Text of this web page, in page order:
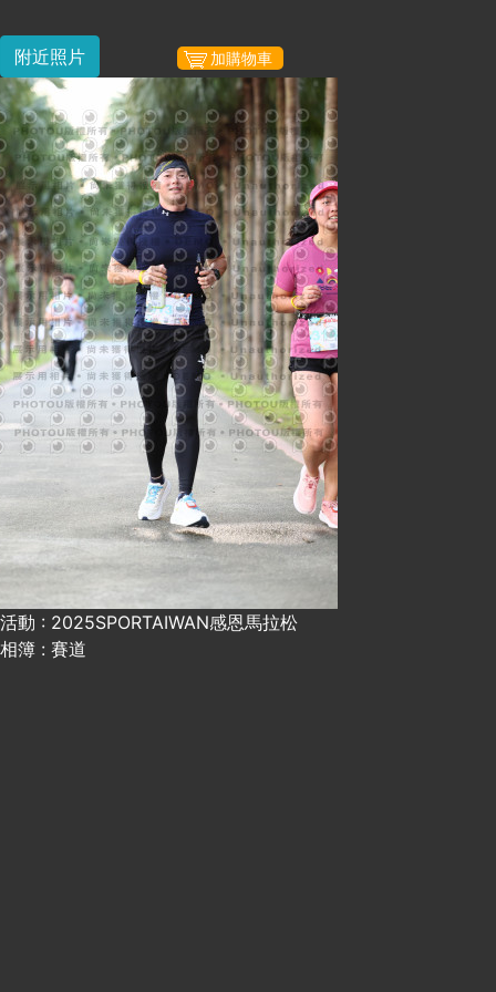
附近照片 加購物車
活動 : 2025SPORTAIWAN感恩馬拉松
相簿 : 賽道